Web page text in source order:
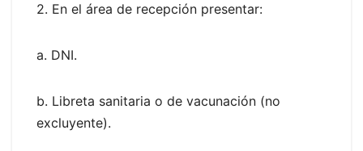
2. En el área de recepción presentar:
a. DNI.
b. Libreta sanitaria o de vacunación (no
excluyente).